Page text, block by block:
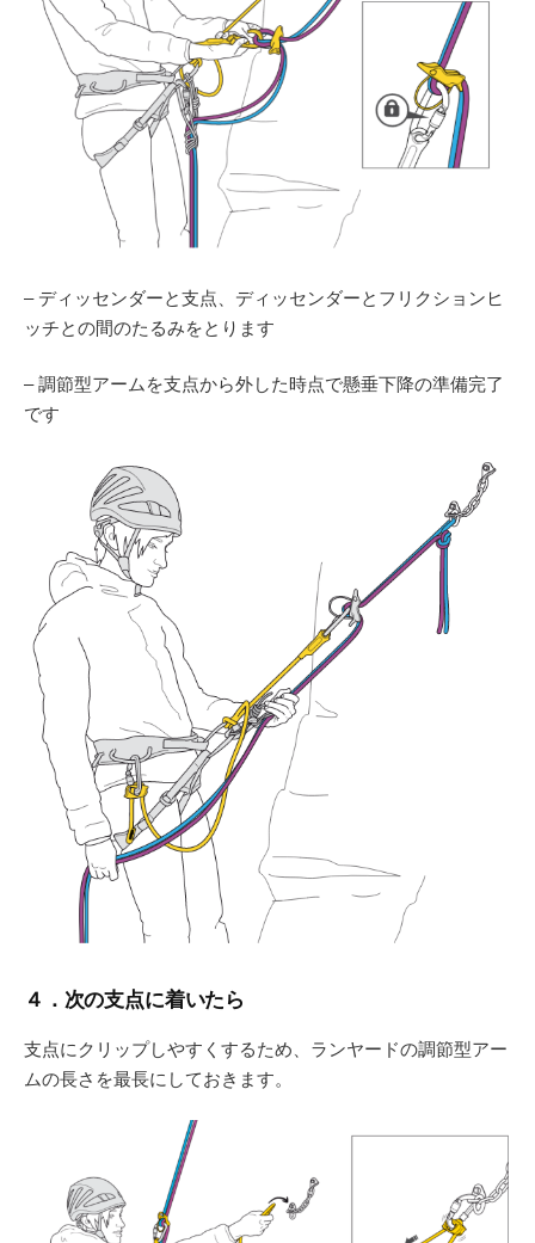
– ディッセンダーと支点、ディッセンダーとフリクションヒ
ッチとの間のたるみをとります
– 調節型アームを支点から外した時点で懸垂下降の準備完了
です
４．次の支点に着いたら
支点にクリップしやすくするため、ランヤードの調節型アー
ムの長さを最長にしておきます。